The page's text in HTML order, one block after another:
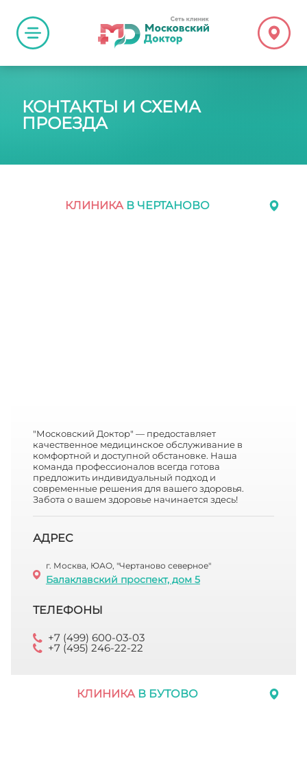
КОНТАКТЫ И СХЕМА
ПРОЕЗДА
КЛИНИКА В ЧЕРТАНОВО
"Московский Доктор" — предоставляет
качественное медицинское обслуживание в
комфортной и доступной обстановке. Наша
команда профессионалов всегда готова
предложить индивидуальный подход и
современные решения для вашего здоровья.
Забота о вашем здоровье начинается здесь!
АДРЕС
г. Москва, ЮАО, "Чертаново северное"
Балаклавский проспект, дом 5
ТЕЛЕФОНЫ
+7 (499) 600-03-03
+7 (495) 246-22-22
КЛИНИКА В БУТОВО